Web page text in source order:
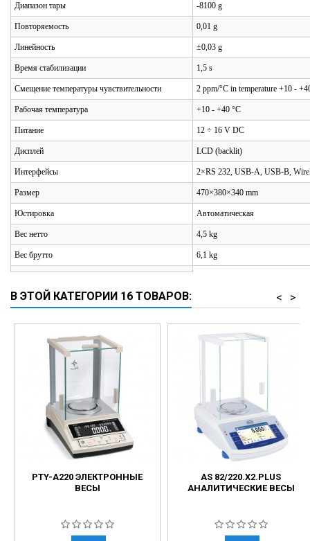
Диапазон тары -8100 g
Повторяемость 0,01 g
Линейность ±0,03 g
Время стабилизации 1,5 s
Смещение температуры чувствительности 2 ppm/°C in temperature +10 -
Рабочая температура +10 - +40 °C
Питание 12 ÷ 16 V DC
Дисплей LCD (backlit)
Интерфейсы 2×RS 232, USB-A, USB-B,
Размер 470×380×340 mm
Юстировка Автоматическая
Вес нетто 4,5 kg
Вес брутто 6,1 kg
В ЭТОЙ КАТЕГОРИИ 16 ТОВАРОВ: >
<
PTY-A220 ЭЛЕКТРОННЫЕ
ВЕСЫ
AS 82/220.X2.PLUS
АНАЛИТИЧЕСКИЕ ВЕСЫ